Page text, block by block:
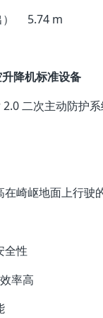
5.74 m
降机标准设备
二次主动防护
崎岖地面上行驶
全性
率高